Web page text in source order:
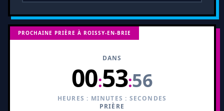
PROCHAINE PRIÈRE À ROISSY-EN-BRIE
DANS
00:53:55
HEURES : MINUTES : SECONDES
PRIÈRE